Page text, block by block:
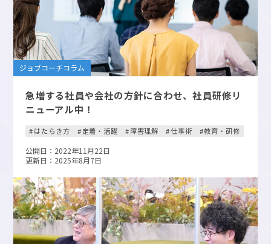
ジョブコーチコラム
急増する社員や会社の方針に合わせ、社員研修リ
ニューアル中！
はたらき方 定着・活躍 障害理解 仕事術 教育・研修
公開日：2022年11月22日
更新日：2025年8月7日